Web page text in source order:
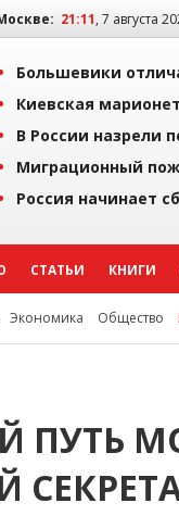
21:11, 7 августа
Большевики
Киевская
В России назрели
Миграционный
Россия начинает
СТАТЬИ КНИГИ
Экономика Общество
ПУТЬ